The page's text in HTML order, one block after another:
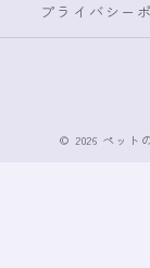
プライバシー
© 2026 ペット